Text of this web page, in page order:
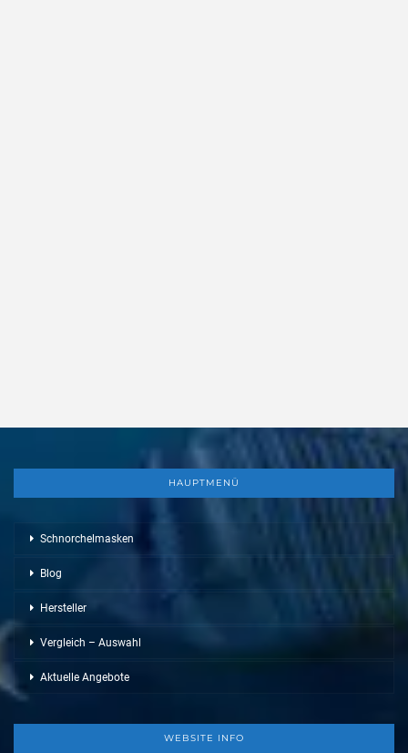
HAUPTMENÜ
Schnorchelmasken
Blog
Hersteller
Vergleich – Auswahl
Aktuelle Angebote
WEBSITE INFO